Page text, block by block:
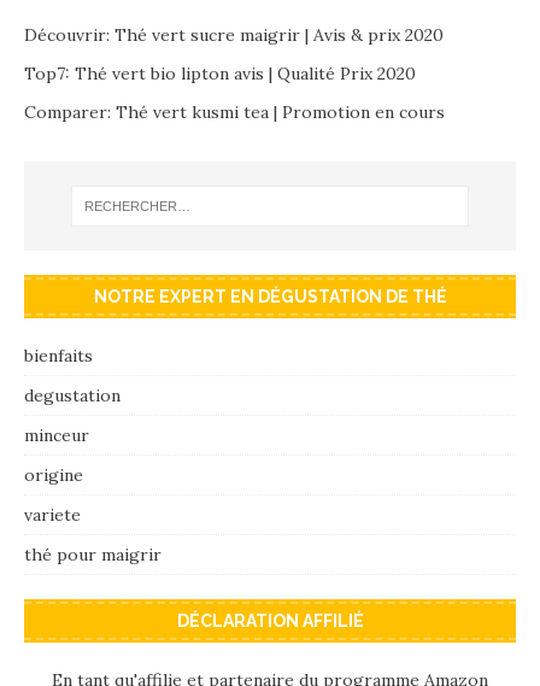
Découvrir: Thé vert sucre maigrir | Avis & prix 2020
Top7: Thé vert bio lipton avis | Qualité Prix 2020
Comparer: Thé vert kusmi tea | Promotion en cours
NOTRE EXPERT EN DÉGUSTATION DE THÉ
bienfaits
degustation
minceur
origine
variete
thé pour maigrir
DÉCLARATION AFFILIÉ
En tant qu'affilie et partenaire du programme Amazon